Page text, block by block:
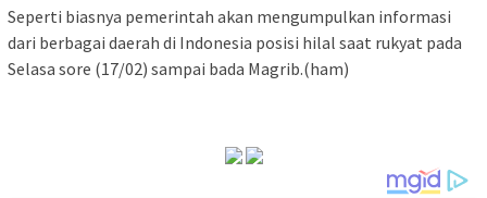
Seperti biasnya pemerintah akan mengumpulkan informasi
dari berbagai daerah di Indonesia posisi hilal saat rukyat pada
Selasa sore (17/02) sampai bada Magrib.(ham)